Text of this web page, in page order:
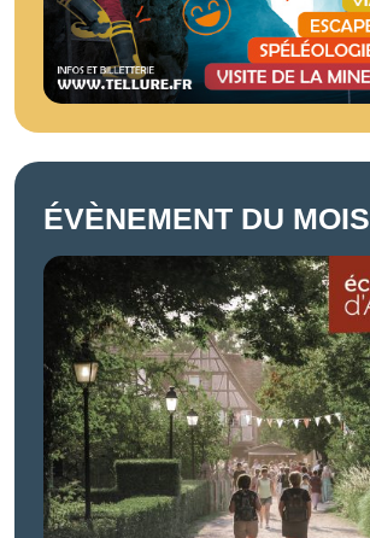
ÉVÈNEMENT DU MOIS